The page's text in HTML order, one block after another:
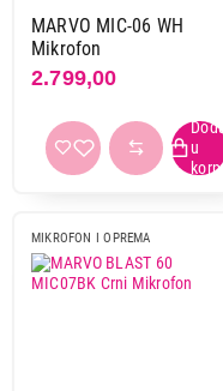
MARVO MIC-06 WH
Mikrofon
2.799,00
MIKROFON I OPREMA
MIKROFONI I
HAMA DM-20